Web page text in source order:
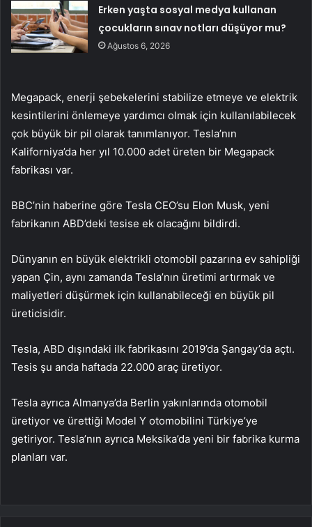
Erken yaşta sosyal medya kullanan
çocukların sınav notları düşüyor mu?
Ağustos 6, 2026
Megapack, enerji şebekelerini stabilize etmeye ve elektrik
kesintilerini önlemeye yardımcı olmak için kullanılabilecek
çok büyük bir pil olarak tanımlanıyor. Tesla’nın
Kaliforniya’da her yıl 10.000 adet üreten bir Megapack
fabrikası var.
BBC’nin haberine göre Tesla CEO’su Elon Musk, yeni
fabrikanın ABD’deki tesise ek olacağını bildirdi.
Dünyanın en büyük elektrikli otomobil pazarına ev sahipliği
yapan Çin, aynı zamanda Tesla’nın üretimi artırmak ve
maliyetleri düşürmek için kullanabileceği en büyük pil
üreticisidir.
Tesla, ABD dışındaki ilk fabrikasını 2019’da Şangay’da açtı.
Tesis şu anda haftada 22.000 araç üretiyor.
Tesla ayrıca Almanya’da Berlin yakınlarında otomobil
üretiyor ve ürettiği Model Y otomobilini Türkiye’ye
getiriyor. Tesla’nın ayrıca Meksika’da yeni bir fabrika kurma
planları var.